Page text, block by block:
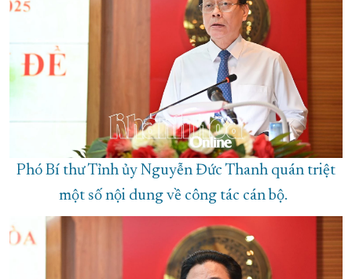
Phó Bí thư Tỉnh ủy Nguyễn Đức Thanh quán triệt
một số nội dung về công tác cán bộ.